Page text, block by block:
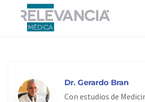
contenido
Dr. Gerardo Bran
Con estudios de